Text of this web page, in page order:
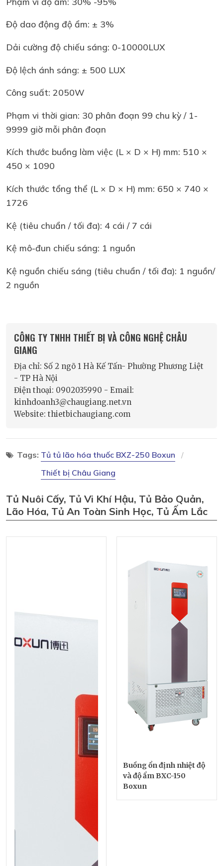
Độ dao động độ ẩm: ± 3%
Dải cường độ chiếu sáng: 0-10000LUX
Độ lệch ánh sáng: ± 500 LUX
Công suất: 2050W
Phạm vi thời gian: 30 phân đoạn 99 chu kỳ / 1-
9999 giờ mỗi phân đoạn
Kích thước buồng làm việc (L × D × H) mm: 510 ×
450 × 1090
Kích thước tổng thể (L × D × H) mm: 650 × 740 ×
1726
Kệ (tiêu chuẩn / tối đa): 4 cái / 7 cái
Kệ mô-đun chiếu sáng: 1 nguồn
Kệ nguồn chiếu sáng (tiêu chuẩn / tối đa): 1 nguồn/
2 nguồn
CÔNG TY TNHH THIẾT BỊ VÀ CÔNG NGHỆ CHÂU
GIANG
Địa chỉ: Số 2 ngõ 1 Hà Kế Tấn- Phường Phương Liệt
- TP Hà Nội
Điện thoại: 0902035990 - Email:
kinhdoanh3@chaugiang.net.vn
Website: thietbichaugiang.com
Tags: Tủ tủ lão hóa thuốc BXZ-250 Boxun
Thiết bị Châu Giang
Tủ Nuôi Cấy, Tủ Vi Khí Hậu, Tủ Bảo Quản,
Lão Hóa, Tủ An Toàn Sinh Học, Tủ Ấm Lắc
Buồng ổn định nhiệt độ
và độ ẩm BXC-150
Boxun